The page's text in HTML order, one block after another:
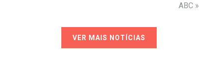
ABC »
VER MAIS NOTÍCIAS